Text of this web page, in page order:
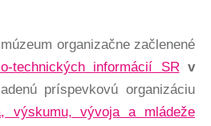
organizačne začlenené
technických informácií SRv
príspevkovú organizáciu
výskumu, vývoja a mládeže